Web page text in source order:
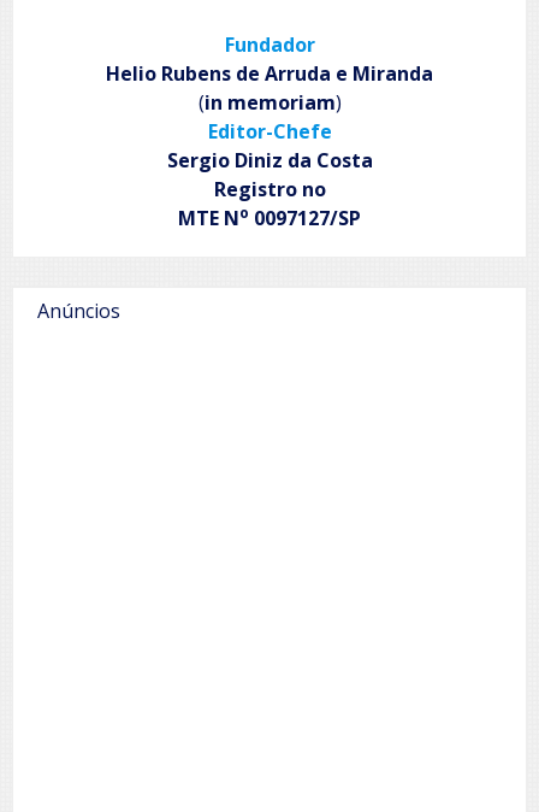
Fundador
Helio Rubens de Arruda e Miranda
(in memoriam)
Editor-Chefe
Sergio Diniz da Costa
Registro no
MTE No 0097127/SP
Anúncios